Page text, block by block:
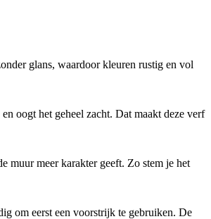
glans, waardoor kleuren rustig en vol
oogt het geheel zacht. Dat maakt deze verf
muur meer karakter geeft. Zo stem je het
om eerst een voorstrijk te gebruiken. De